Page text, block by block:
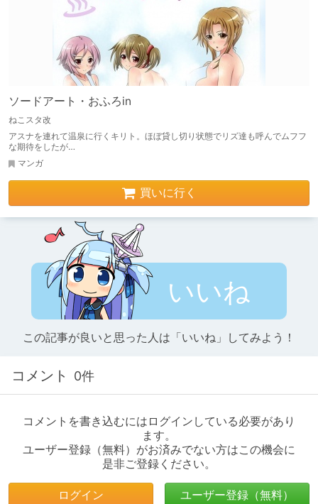
ソードアート・おふろin
ねこスタ改
アスナを連れて温泉に行くキリト。ほぼ貸し切り状態でリズ達も呼んでムフフ
な期待をしたが…
マンガ
買いに行く
いいね
この記事が良いと思った人は「いいね」してみよう！
コメント 0件
コメントを書き込むにはログインしている必要があり
ます。
ユーザー登録（無料）がお済みでない方はこの機会に
是非ご登録ください。
ログイン ユーザー登録（無料）